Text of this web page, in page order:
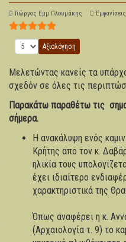
Γιώργος Εμμ Πλουμάκης
Αξιολόγηση Χρήστη:
Παρακαλώ αξιολογήστε
Μελετώντας κανείς τα
σχεδόν σε όλες τις
Παρακάτω παραθέτω τις
σήμερα.
Η ανακάλυψη ενός
Κρήτης απο τον κ.
ηλικία τους
έχει ιδιαίτερο
χαρακτηριστικά της
Όπως αναφέρει η κ.
(Αρχαιολογία τ. 9) το